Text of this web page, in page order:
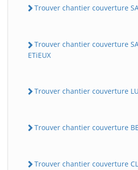
Trouver chantier couverture
Trouver chantier couverture
ETiEUX
Trouver chantier couverture
Trouver chantier couverture
Trouver chantier couverture